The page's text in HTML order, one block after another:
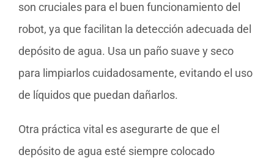
son cruciales para el buen funcionamiento del
robot, ya que facilitan la detección adecuada del
depósito de agua. Usa un paño suave y seco
para limpiarlos cuidadosamente, evitando el uso
de líquidos que puedan dañarlos.
Otra práctica vital es asegurarte de que el
depósito de agua esté siempre colocado